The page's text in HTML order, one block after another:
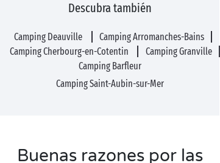
Descubra también
Camping Deauville
Camping Arromanches-Bains
Camping Cherbourg-en-Cotentin
Camping Granville
Camping Barfleur
Camping Saint-Aubin-sur-Mer
Buenas razones por las